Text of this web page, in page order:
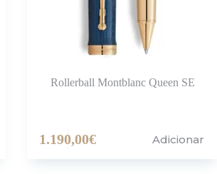
Rollerball Montblanc Queen SE
1.190,00€ Adicionar